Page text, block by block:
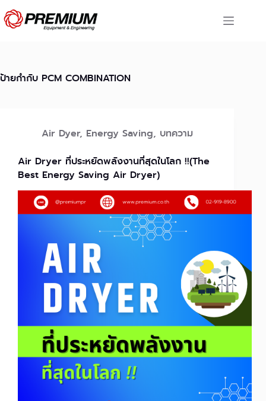
Skip
to
content
ป้ายกำกับ PCM COMBINATION
Air Dyer, Energy Saving, บทความ
Air Dryer ที่ประหยัดพลังงานที่สุดในโลก !!(The
Best Energy Saving Air Dryer)